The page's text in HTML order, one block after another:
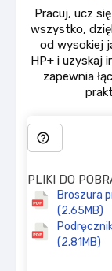
Pracuj, ucz
wszystko,
od wysokiej
HP+ i uzyskaj
zapewnia
help_outline
PLIKI DO
Broszura
(2.65MB)
(2.81MB)